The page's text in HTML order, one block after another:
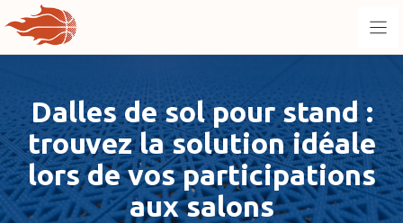
au
contenu
Dalles de sol pour stand :
trouvez la solution idéale
lors de vos participations
aux salons